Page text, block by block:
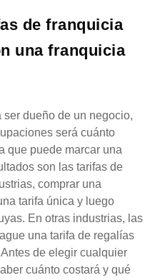
de franquicia
una franquicia
dueño de un negocio,
será cuánto
que puede marcar una
son las tarifas de
comprar una
tarifa única y luego
En otras industrias, las
una tarifa de regalías
de elegir cualquier
cuánto costará y qué